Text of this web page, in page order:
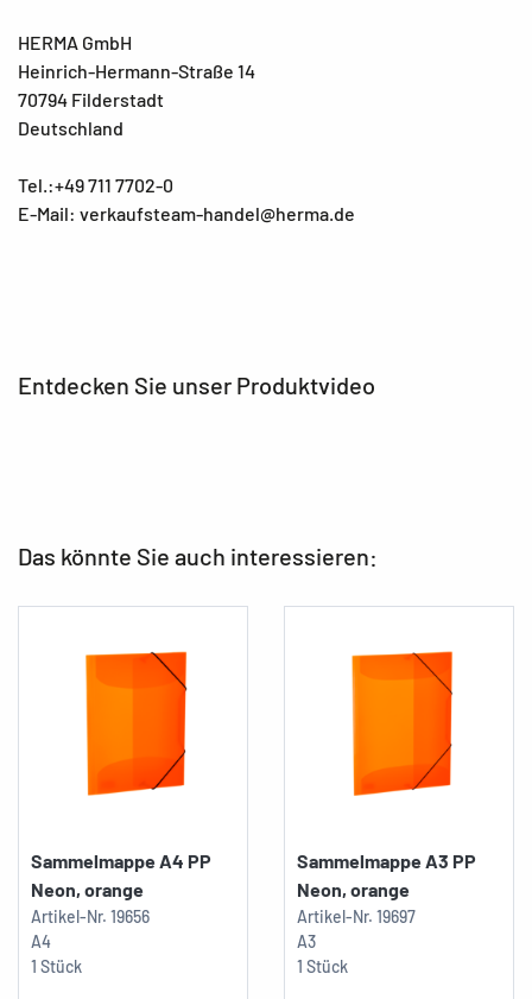
HERMA GmbH
Heinrich-Hermann-Straße 14
70794 Filderstadt
Deutschland
Tel.:+49 711 7702-0
E-Mail: verkaufsteam-handel@herma.de
Entdecken Sie unser Produktvideo
Das könnte Sie auch interessieren:
Sammelmappe A4 PP
Neon, orange
Artikel-Nr. 19656
A4
1 Stück
Sammelmappe A3 PP
Neon, orange
Artikel-Nr. 19697
A3
1 Stück